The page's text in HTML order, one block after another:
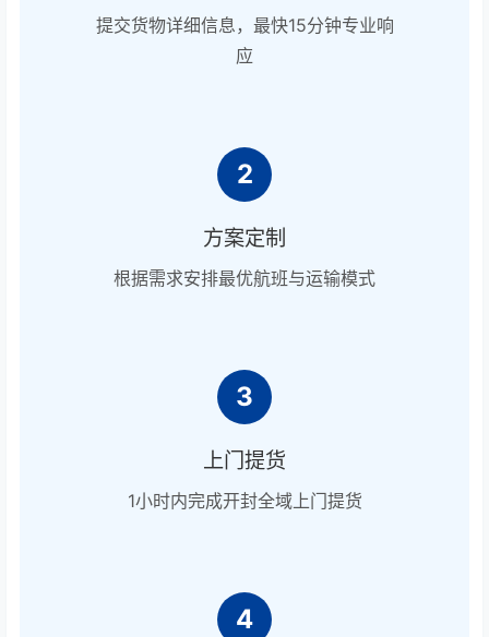
提交货物详细信息，最快15分钟专业响
应
2
方案定制
根据需求安排最优航班与运输模式
3
上门提货
1小时内完成开封全域上门提货
4